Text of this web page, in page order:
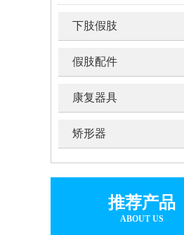
下肢假肢
假肢配件
康复器具
矫形器
推荐产品
ABOUT US